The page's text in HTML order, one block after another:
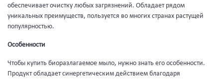
обеспечивает очистку любых загрязнений. Обладает рядом
уникальных преимуществ, пользуется во многих странах растущей
популярностью.
Особенности
Чтобы купить биоразлагаемое мыло, нужно знать его особенности.
Продукт обладает синергетическим действием благодаря